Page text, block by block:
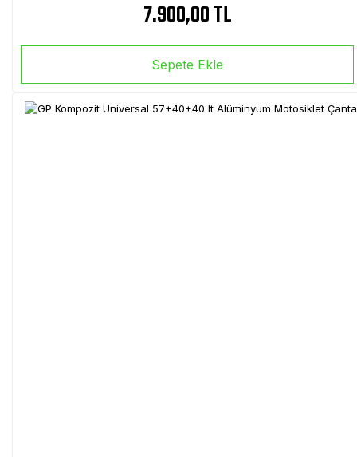
7.900,00 TL
Sepete Ekle